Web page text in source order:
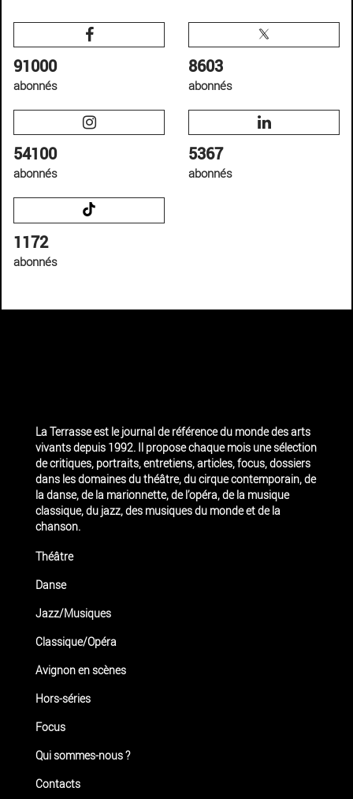
91000
abonnés
8603
abonnés
54100
abonnés
5367
abonnés
1172
abonnés
La Terrasse est le journal de référence du monde des arts
vivants depuis 1992. Il propose chaque mois une sélection
de critiques, portraits, entretiens, articles, focus, dossiers
dans les domaines du théâtre, du cirque contemporain, de
la danse, de la marionnette, de l’opéra, de la musique
classique, du jazz, des musiques du monde et de la
chanson.
Théâtre
Danse
Jazz/Musiques
Classique/Opéra
Avignon en scènes
Hors-séries
Focus
Qui sommes-nous ?
Contacts